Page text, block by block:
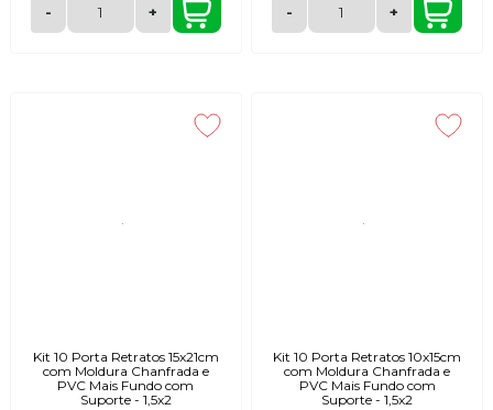
- + - +
Kit 10 Porta Retratos 15x21cm
com Moldura Chanfrada e
PVC Mais Fundo com
Suporte - 1,5x2
Kit 10 Porta Retratos 10x15cm
com Moldura Chanfrada e
PVC Mais Fundo com
Suporte - 1,5x2